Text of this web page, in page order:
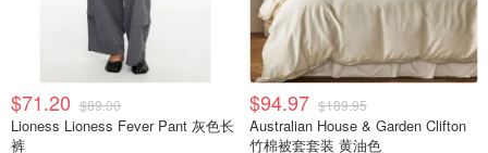
$71.20 $89.00
Lioness Lioness Fever Pant 灰色长
裤
$94.97 $189.95
Australian House & Garden Clifton
竹棉被套套装 黄油色